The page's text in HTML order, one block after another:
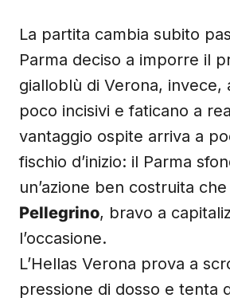
La partita cambia subito
Parma deciso a imporre il
gialloblù di Verona, invece,
poco incisivi e faticano a
vantaggio ospite arriva a
fischio d’inizio: il Parma
un’azione ben costruita
Pellegrino, bravo a
l’occasione.
L’Hellas Verona prova a
pressione di dosso e tenta